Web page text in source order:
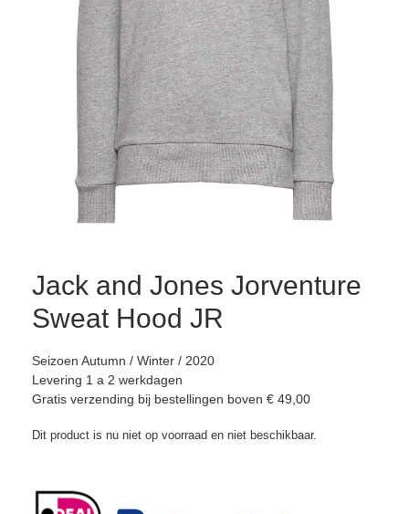
Jack and Jones Jorventure
Sweat Hood JR
Seizoen Autumn / Winter / 2020
Levering 1 a 2 werkdagen
Gratis verzending bij bestellingen boven € 49,00
Dit product is nu niet op voorraad en niet beschikbaar.